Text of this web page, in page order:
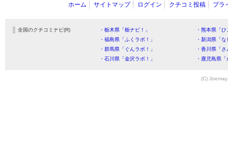
ホーム サイトマップ ログイン クチコミ投稿 プラ
全国のクチコミナビ(R) ・栃木県「栃ナビ！」
・熊本県「
・福島県「ふくラボ！」
・新潟県「
・群馬県「ぐんラボ！」
・香川県「
・石川県「金沢ラボ！」
・鹿児島県
(C)